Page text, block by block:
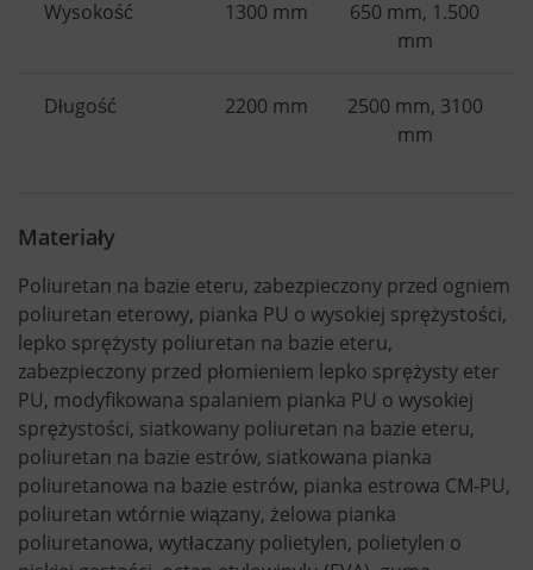
Wysokość 1300 mm
650 mm, 1.500
mm
Długość 2200 mm
2500 mm, 3100
mm
Materiały
Poliuretan na bazie eteru, zabezpieczony przed ogniem
poliuretan eterowy, pianka PU o wysokiej sprężystości,
lepko sprężysty poliuretan na bazie eteru,
zabezpieczony przed płomieniem lepko sprężysty eter
PU, modyfikowana spalaniem pianka PU o wysokiej
sprężystości, siatkowany poliuretan na bazie eteru,
poliuretan na bazie estrów, siatkowana pianka
poliuretanowa na bazie estrów, pianka estrowa CM-PU,
poliuretan wtórnie wiązany, żelowa pianka
poliuretanowa, wytłaczany polietylen, polietylen o